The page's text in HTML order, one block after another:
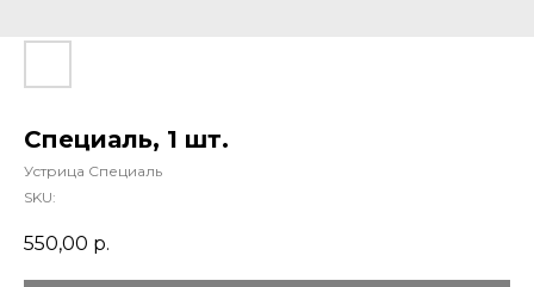
Специаль, 1 шт.
Устрица Специаль
SKU:
550,00 р.